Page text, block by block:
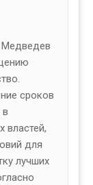
сроков
в
властей,
для
лучших